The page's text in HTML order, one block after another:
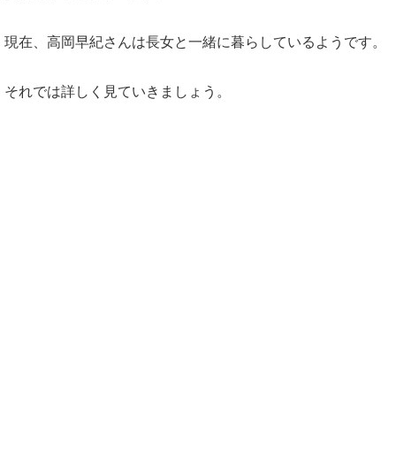
現在、高岡早紀さんは長女と一緒に暮らしているようです。
それでは詳しく見ていきましょう。